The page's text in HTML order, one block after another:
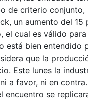
de criterio conjunto,
un aumento del 15
el cual es válido
está bien entendido
que la
Este lunes la
a favor, ni en contra.
encuentro se